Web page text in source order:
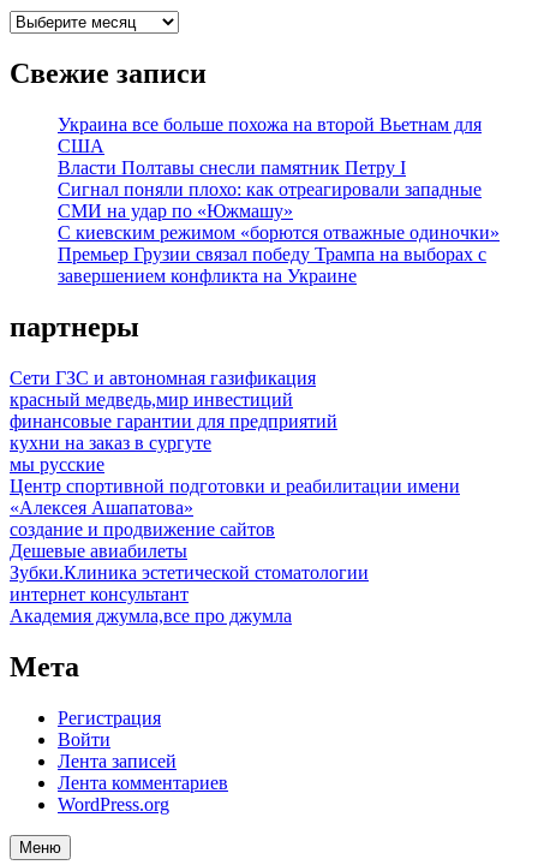
архивы
Свежие записи
Украина все больше похожа на второй Вьетнам для
США
Власти Полтавы снесли памятник Петру I
Сигнал поняли плохо: как отреагировали западные
СМИ на удар по «Южмашу»
С киевским режимом «борются отважные одиночки»
Премьер Грузии связал победу Трампа на выборах с
завершением конфликта на Украине
партнеры
Сети ГЗС и автономная газификация
красный медведь,мир инвестиций
финансовые гарантии для предприятий
кухни на заказ в сургуте
мы русские
Центр спортивной подготовки и реабилитации имени
«Алексея Ашапатова»
создание и продвижение сайтов
Дешевые авиабилеты
Зубки.Клиника эстетической стоматологии
интернет консультант
Академия джумла,все про джумла
Мета
Регистрация
Войти
Лента записей
Лента комментариев
WordPress.org
Меню